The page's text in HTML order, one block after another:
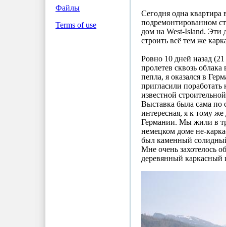
Файлы
Terms of use
Сегодня одна квартира
подремонтированном
дом на West-Island. Эти
строить всё тем же
Ровно 10 дней назад
пролетев сквозь облака
пепла, я оказался в
пригласили поработать
известной
Выставка была сама по
интересная, я к тому
Германии. Мы жили в
немецком доме не-
был каменный
Мне очень захотелось
деревянный